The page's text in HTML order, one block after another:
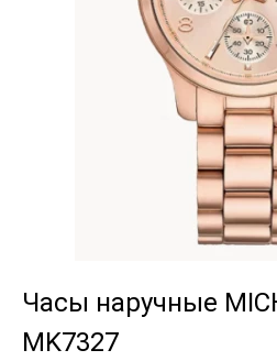
Часы наручные
MK7327